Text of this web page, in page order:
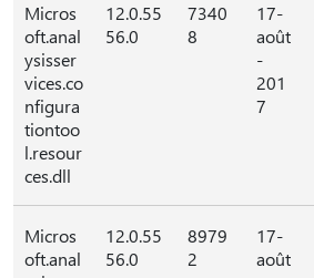
Micros
oft.anal
ysisser
vices.co
nfigura
tiontoo
l.resour
ces.dll
12.0.55
56.0
7340
8
17-
août
-
201
7
Micros
oft.anal
12.0.55
56.0
8979
2
17-
août